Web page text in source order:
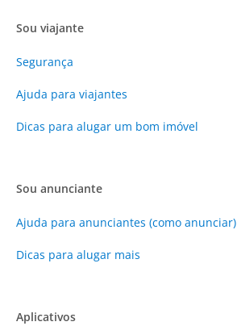
Sou viajante
Segurança
Ajuda para viajantes
Dicas para alugar um bom imóvel
Sou anunciante
Ajuda para anunciantes (como anunciar)
Dicas para alugar mais
Aplicativos